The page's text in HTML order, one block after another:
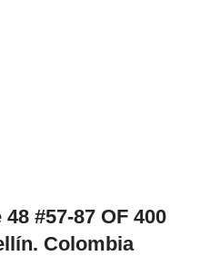
48 #57-87 OF 400
Colombia